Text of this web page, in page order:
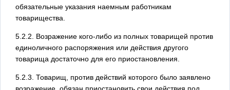
обязательные указания наемным работникам
товарищества.
5.2.2. Возражение кого-либо из полных товарищей против
единоличного распоряжения или действия другого
товарища достаточно для его приостановления.
5.2.3. Товарищ, против действий которого было заявлено